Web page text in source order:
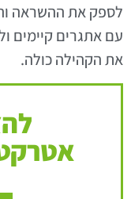
לספק את ההשראה
עם אתגרים קיימים
את הקהילה כולה.